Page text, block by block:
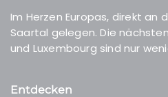
Im Herzen Europas, direkt an
Saartal gelegen. Die
und Luxembourg sind nur
Entdecken